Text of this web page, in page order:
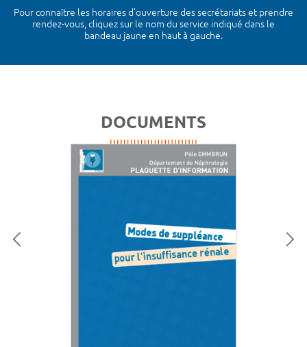
Pour connaître les horaires d’ouverture des secrétariats et prendre
rendez-vous, cliquez sur le nom du service indiqué dans le
bandeau jaune en haut à gauche.
DOCUMENTS